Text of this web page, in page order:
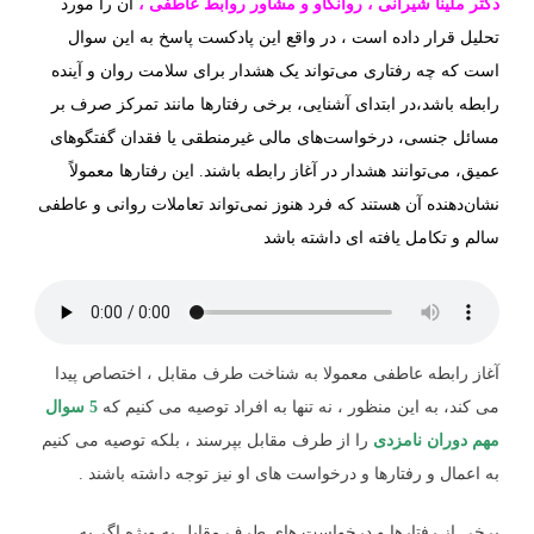
دکتر ملینا شیرانی ، روانکاو و مشاور روابط عاطفی ، آن را مورد
تحلیل قرار داده است ، در واقع این پادکست پاسخ به این سوال
است که چه رفتاری می‌تواند یک هشدار برای سلامت روان و آینده
رابطه باشد،در ابتدای آشنایی، برخی رفتارها مانند تمرکز صرف بر
مسائل جنسی، درخواست‌های مالی غیرمنطقی یا فقدان گفتگوهای
عمیق، می‌توانند هشدار در آغاز رابطه باشند. این رفتارها معمولاً
نشان‌دهنده آن هستند که فرد هنوز نمی‌تواند تعاملات روانی و عاطفی
سالم و تکامل یافته ای داشته باشد
آغاز رابطه عاطفی معمولا به شناخت طرف مقابل ، اختصاص پیدا
می کند، به این منظور ، نه تنها به افراد توصیه می کنیم که
5 سوال
مهم دوران نامزدی را از طرف مقابل بپرسند ، بلکه توصیه می کنیم
به اعمال و رفتارها و درخواست های او نیز توجه داشته باشند .